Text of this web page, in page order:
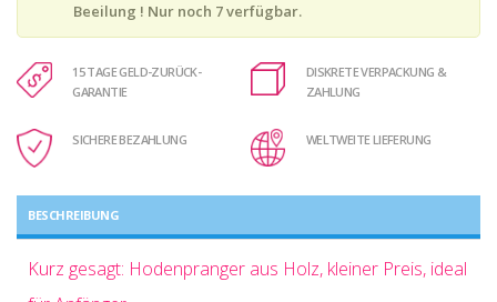
Beeilung ! Nur noch 7verfügbar.
15 TAGE GELD-ZURÜCK-
GARANTIE
DISKRETE VERPACKUNG &
ZAHLUNG
SICHERE BEZAHLUNG WELTWEITE LIEFERUNG
BESCHREIBUNG
Kurz gesagt: Hodenpranger aus Holz, kleiner Preis, ideal